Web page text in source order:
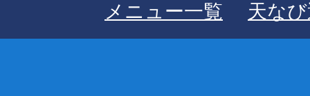
メニュー一覧
天な